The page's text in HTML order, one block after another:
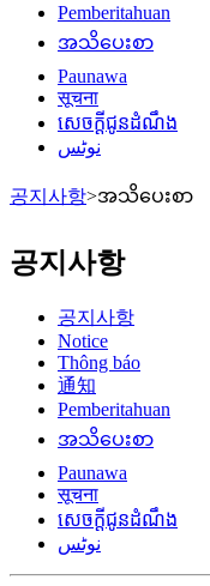
Pemberitahuan
အသိပေးစာ
Paunawa
सूचना
សេចក្តីជូនដំណឹង
نوٹس
공지사항>အသိပေးစာ
공지사항
공지사항
Notice
Thông báo
通知
Pemberitahuan
အသိပေးစာ
Paunawa
सूचना
សេចក្តីជូនដំណឹង
نوٹس